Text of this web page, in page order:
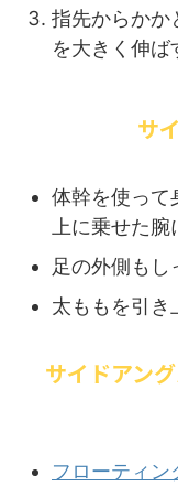
指先からかか
を大きく伸ば
サ
体幹を使って
上に乗せた腕
足の外側もし
太ももを引き
サイドアン
フローティン